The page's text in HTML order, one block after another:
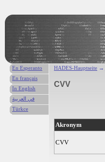
HADES-Hauptseite →
CVV
Akronym
CVV
En Esperanto
En français
In English
في العربية
Türkce